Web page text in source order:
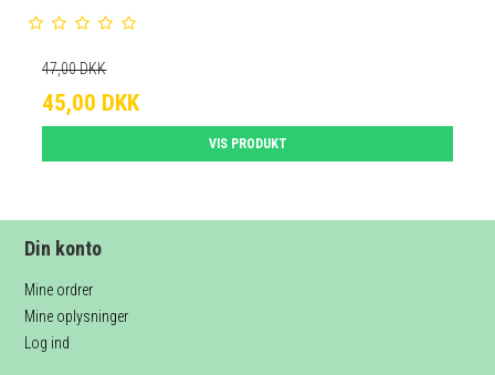
47,00 DKK
45,00 DKK
VIS PRODUKT
Din konto
Mine ordrer
Mine oplysninger
Log ind